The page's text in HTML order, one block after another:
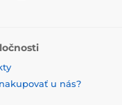
u nás?